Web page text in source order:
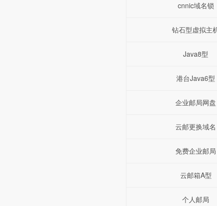
cnnic域名锁
钻石型虚拟主
Java8型
港台Java6型
企业邮局网盘
云邮更换域名
免费企业邮局
云邮箱A型
个人邮局